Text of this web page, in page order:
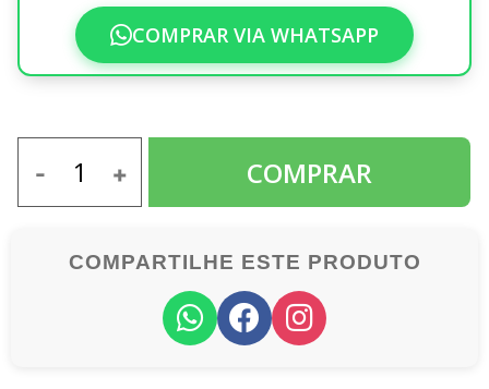
COMPRAR VIA WHATSAPP
COMPARTILHE ESTE PRODUTO